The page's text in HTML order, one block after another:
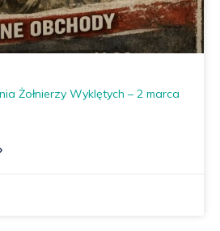
Żołnierzy Wyklętych – 2 marca